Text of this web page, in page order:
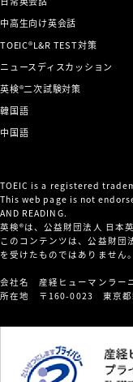
中高生向け英会話
TOEIC®L&R TEST対策
ニュースディスカッション
英検®二次試験対策
韓国語
中国語
TOEIC is a registered
This web page is not
AND READING.
英検®は、公益財団法人 日本
このコンテンツは、公益財団
を受けたものではありません。
会社名 産経ヒューマンラー
所在地 〒160-0023 東京都